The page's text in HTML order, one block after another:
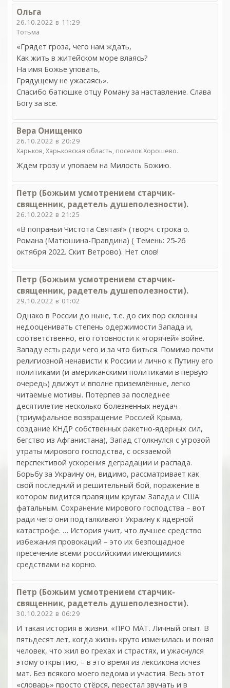
Ольга
26.10.2022 в 11:29
Тотьма
«Грядет гроза, чего нам ждать,
Как жить в житейском море влаясь?
На имя Божье уповать,
Грядущему не ужасаясь».
Спасибо батюшке отцу Роману за наставление. Слава
Богу за все.
Вера Онищенко
26.10.2022 в 20:29
Харьков, Харьковская область, поселок Хорошево.
Ждем грозу и уповаем на Милость Божию.
Петр (Божьим усмотрением старчик-
священник, радетель душеполезности).
26.10.2022 в 21:25
«В попраньи Чистота Святая!» (творч. строка о.
Романа (Матюшина-Правдина) ( Темень: 25-26
октября 2022. Скит Ветрово). Нет слов!
Петр (Божьим усмотрением старчик-
священник, радетель душеполезности).
29.10.2022 в 01:02
Однако в России до ныне, т.е. до сих пор склонны
недооценивать степень одержимости Запада и,
соответственно, его готовности к «горячей» войне.
Западу есть ради чего и за что биться. Помимо почти
религиозной ненависти к России и лично к Путину его
политиками (и американскими политиками в первую
очередь) движут и вполне приземлённые, легко
читаемые мотивы. Потерпев за последнее
десятилетие несколько болезненных неудач
(триумфальное возвращение Россией Крыма,
создание КНДР собственных ракетно-ядерных сил,
бегство из Афганистана), Запад столкнулся с угрозой
утраты мирового господства, с осязаемой
перспективой ускорения деградации и распада.
Борьбу за Украину он, видимо, рассматривает как
свой последний и решительный бой, поражение в
котором видится правящим кругам Запада и США
фатальным. Сохранение мирового господства – вот
ради чего они подталкивают Украину к ядерной
катастрофе. … История учит, что лучшее средство
избежания провокаций – это их безпощадное
пресечение всеми российскими имеющимися
средствами на корню.
Петр (Божьим усмотрением старчик-
священник, радетель душеполезности).
30.10.2022 в 06:29
И такая история в жизни. «ПРО МАТ. Личный опыт. В
пятьдесят лет, когда жизнь круто изменилась и понял
человек, что жил во грехах и страстях, и ужаснулся
этому открытию, – в это время из лексикона исчез
мат. Без всякого моего ведома и участия. Весь этот
«словарь» просто стёрся, перестал звучать и в